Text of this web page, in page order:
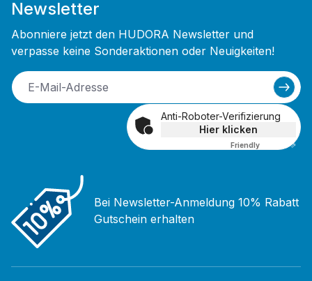
Newsletter
Abonniere jetzt den HUDORA Newsletter und
verpasse keine Sonderaktionen oder Neuigkeiten!
Anti-Roboter-Verifizierung
Hier klicken
Friendly Captcha ⇗
Bei Newsletter-Anmeldung 10% Rabatt
Gutschein erhalten